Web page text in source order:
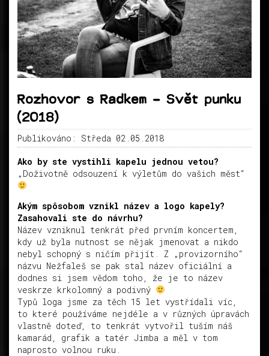
Rozhovor s Radkem – Svět punku
(2018)
Publikováno: Středa 02.05.2018
Ako by ste vystihli kapelu jednou vetou?
„Doživotně odsouzení k výletům do vašich měst“
Akým spôsobom vznikl název a logo kapely?
Zasahovali ste do návrhu?
Název vzniknul tenkrát před prvním koncertem,
kdy už byla nutnost se nějak jmenovat a nikdo
nebyl schopný s ničím přijít. Z „provizorního“
názvu Nežfaleš se pak stal název oficiální a
dodnes si jsem vědom toho, že je to název
veskrze krkolomný a podivný
Typů loga jsme za těch 15 let vystřídali víc,
to které používáme nejdéle a v různých úpravách
vlastně doteď, to tenkrát vytvořil tuším náš
kamarád, grafik a tatér Jimba a měl v tom
naprosto volnou ruku.